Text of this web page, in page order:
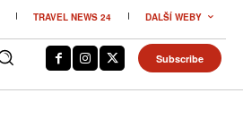
TRAVEL NEWS 24 DALŠÍ WEBY
Subscribe